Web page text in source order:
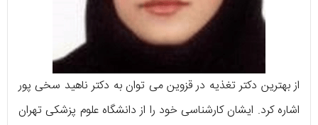
از بهترین دکتر تغذیه در قزوین می توان به دکتر ناهید سخی پور
اشاره کرد. ایشان کارشناسی خود را از دانشگاه علوم پزشکی تهران